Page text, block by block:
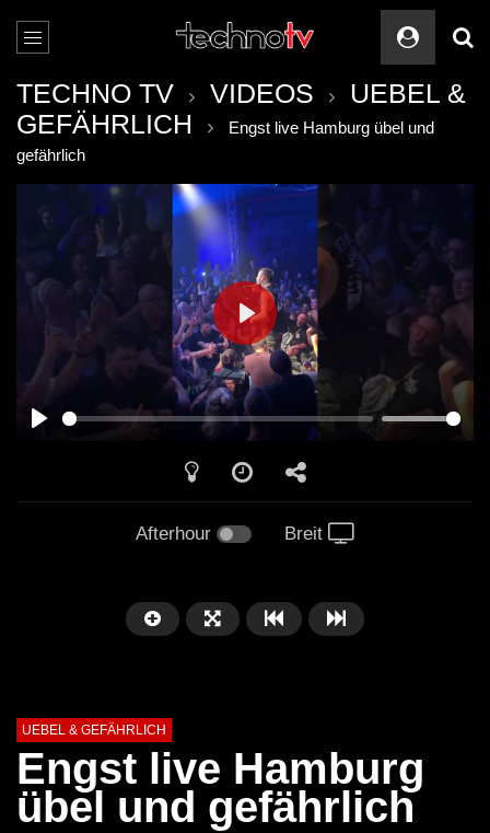
TECHNO TV VIDEOS
UEBEL &
GEFÄHRLICH
Engst live Hamburg übel und
gefährlich
PLAY
Afterhour Breit
UEBEL & GEFÄHRLICH
Engst live Hamburg
übel und gefährlich